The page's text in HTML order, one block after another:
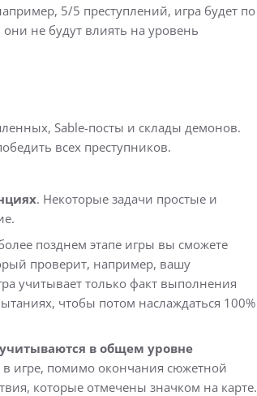
5/5 преступлений, игра будет по
не будут влиять на уровень
Sable-посты и склады демонов.
всех преступников.
. Некоторые задачи простые и
позднем этапе игры вы сможете
проверит, например, вашу
учитывает только факт выполнения
чтобы потом наслаждаться 100%
в общем уровне
в игре, помимо окончания сюжетной
которые отмечены значком на карте.